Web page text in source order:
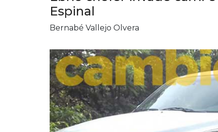
Espinal
Bernabé Vallejo Olvera